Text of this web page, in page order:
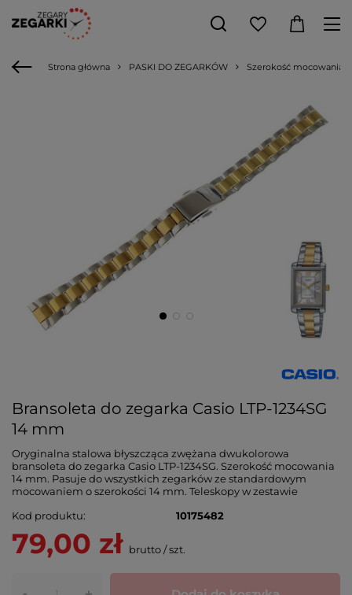
Strona główna PASKI DO ZEGARKÓW Szerokość mocowania
Bransoleta do zegarka Casio LTP-1234SG
14 mm
Oryginalna stalowa błyszcząca zwężana dwukolorowa
bransoleta do zegarka Casio LTP-1234SG. Szerokość mocowania
14 mm. Pasuje do wszystkich zegarków ze standardowym
mocowaniem o szerokości 14 mm. Teleskopy w zestawie
Kod produktu
10175482
79,00 zł brutto/szt.